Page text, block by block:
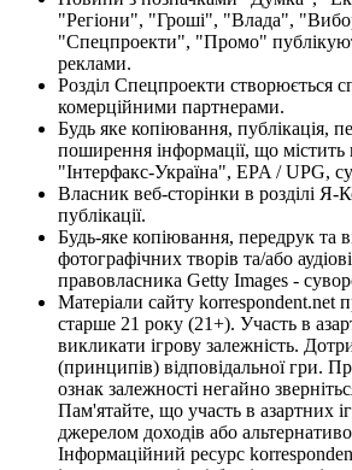
"Регіони", "Гроші", "Влада",
"Спецпроекти", "Промо"
реклами.
Розділ Спецпроекти створюється
комерційними партнерами.
Будь яке копіювання, публікація,
поширення інформації, що містить
"Інтерфакс-Україна", EPA / UPG,
Власник веб-сторінки в розділі Я-
публікації.
Будь-яке копіювання, передрук та
фотографічних творів та/або
правовласника Getty Images -
Матеріали сайту korrespondent.net
старше 21 року (21+). Участь в
викликати ігрову залежність.
(принципів) відповідальної гри.
ознак залежності негайно
Пам'ятайте, що участь в азартних
джерелом доходів або
Інформаційний ресурс